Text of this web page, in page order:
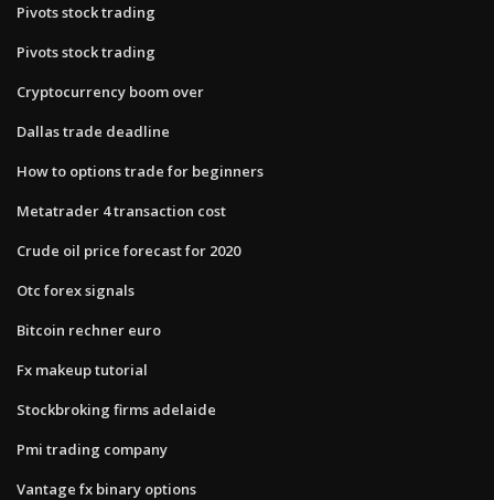
Pivots stock trading
Pivots stock trading
Cryptocurrency boom over
Dallas trade deadline
How to options trade for beginners
Metatrader 4 transaction cost
Crude oil price forecast for 2020
Otc forex signals
Bitcoin rechner euro
Fx makeup tutorial
Stockbroking firms adelaide
Pmi trading company
Vantage fx binary options